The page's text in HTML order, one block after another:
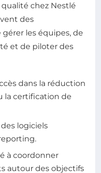
chez Nestlé
des
les équipes, de
et de piloter des
dans la réduction
la certification de
logiciels
à coordonner
autour des objectifs